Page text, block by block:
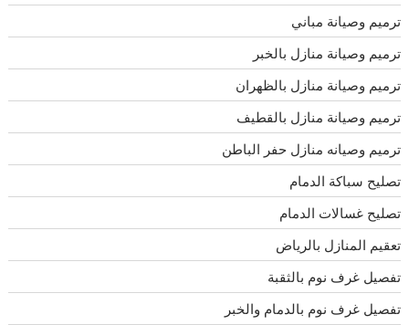
ترميم وصيانة مباني
ترميم وصيانة منازل بالخبر
ترميم وصيانة منازل بالظهران
ترميم وصيانة منازل بالقطيف
ترميم وصيانه منازل حفر الباطن
تصليح سباكة الدمام
تصليح غسالات الدمام
تعقيم المنازل بالرياض
تفصيل غرف نوم بالثقبة
تفصيل غرف نوم بالدمام والخبر